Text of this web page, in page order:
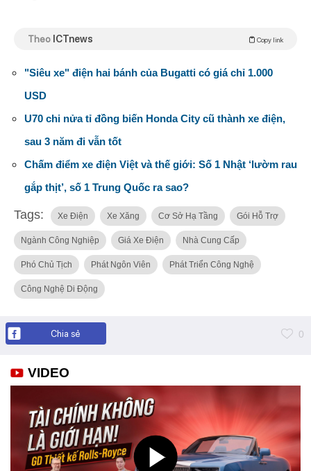
Theo ICTnews Copy link
"Siêu xe" điện hai bánh của Bugatti có giá chỉ 1.000
USD
U70 chi nửa tỉ đồng biến Honda City cũ thành xe điện,
sau 3 năm đi vẫn tốt
Chấm điểm xe điện Việt và thế giới: Số 1 Nhật ‘lườm rau
gắp thịt’, số 1 Trung Quốc ra sao?
Tags: Xe Điện Xe Xăng Cơ Sở Hạ Tầng Gói Hỗ Trợ
Ngành Công Nghiệp Giá Xe Điện Nhà Cung Cấp
Phó Chủ Tịch Phát Ngôn Viên Phát Triển Công Nghệ
Công Nghệ Di Động
Chia sẻ 0
VIDEO